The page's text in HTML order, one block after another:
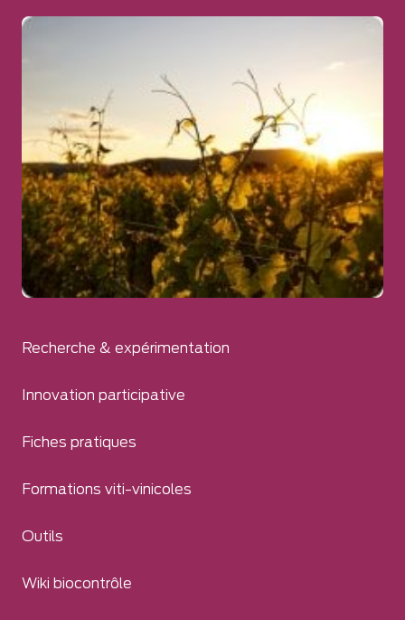
Recherche & expérimentation
Innovation participative
Fiches pratiques
Formations viti-vinicoles
Outils
Wiki biocontrôle